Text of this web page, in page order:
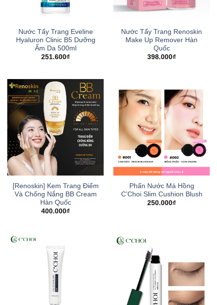
Nước Tẩy Trang Eveline
Hyaluron Clinic B5 Dưỡng
Ẩm Da 500ml
251.600₫
Nước Tẩy Trang Renoskin
Make Up Remover Hàn
Quốc
398.000₫
[Renoskin] Kem Trang Điểm
Và Chống Nắng BB Cream
Hàn Quốc
400.000₫
Phấn Nước Má Hồng
C’Choi Slim Cushion Blush
250.000₫